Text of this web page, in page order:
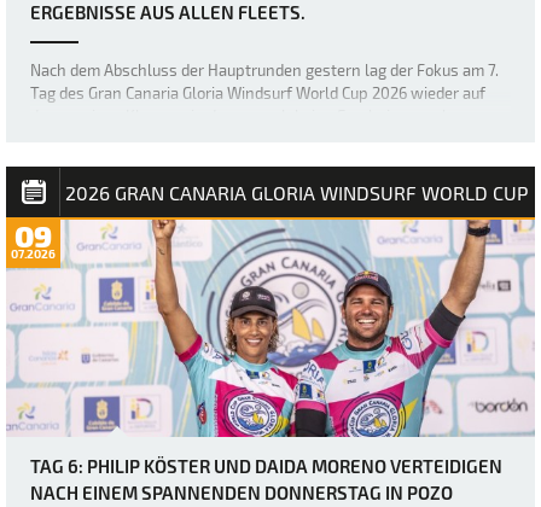
ERGEBNISSE AUS ALLEN FLEETS.
Nach dem Abschluss der Hauptrunden gestern lag der Fokus am 7.
Tag des Gran Canaria Gloria Windsurf World Cup 2026 wieder auf
Masters. Die sich stetig verb…
2026 GRAN CANARIA GLORIA WINDSURF WORLD CUP
09
07.2026
TAG 6: PHILIP KÖSTER UND DAIDA MORENO VERTEIDIGEN
NACH EINEM SPANNENDEN DONNERSTAG IN POZO